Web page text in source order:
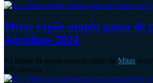
Mitas expõe ampla gama de
Agrishow 2024
As linhas de pneus mais recentes da Mitas
VF, elevada…